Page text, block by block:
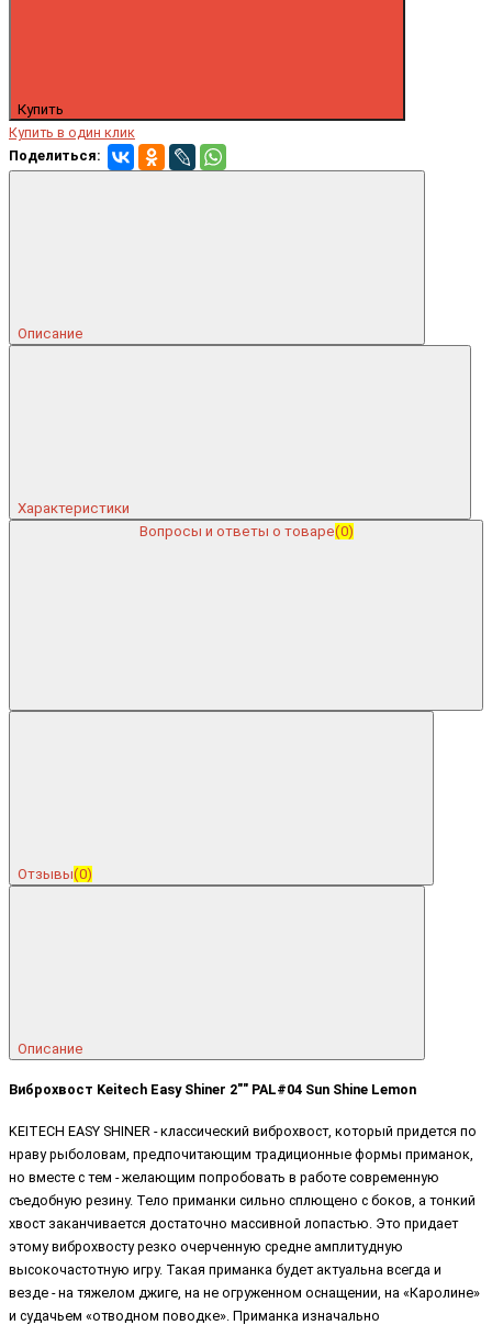
Купить
Купить в один клик
Поделиться:
Описание
Характеристики
Вопросы и ответы о товаре(0)
Отзывы(0)
Описание
Виброхвост Keitech Easy Shiner 2"" PAL#04 Sun Shine Lemon
KEITECH EASY SHINER - классический виброхвост, который придется по
нраву рыболовам, предпочитающим традиционные формы приманок,
но вместе с тем - желающим попробовать в работе современную
съедобную резину. Тело приманки сильно сплющено с боков, а тонкий
хвост заканчивается достаточно массивной лопастью. Это придает
этому виброхвосту резко очерченную средне амплитудную
высокочастотную игру. Такая приманка будет актуальна всегда и
везде - на тяжелом джиге, на не огруженном оснащении, на «Каролине»
и судачьем «отводном поводке». Приманка изначально